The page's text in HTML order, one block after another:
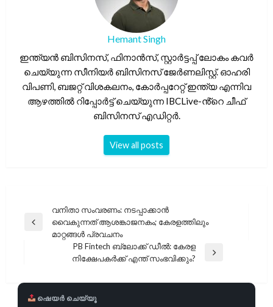
Hemant Singh
ഇന്ത്യൻ ബിസിനസ്, ഫിനാൻസ്, സ്റ്റാർട്ടപ്പ് ലോകം കവർ
ചെയ്യുന്ന സീനിയർ ബിസിനസ് ജേർണലിസ്റ്റ്. ഓഹരി
വിപണി, ബജറ്റ് വിശകലനം, കോർപ്പറേറ്റ് ഇന്ത്യ എന്നിവ
ആഴത്തിൽ റിപ്പോർട്ട് ചെയ്യുന്ന IBCLive-ൻ്റെ ചീഫ്
ബിസിനസ് എഡിറ്റർ.
View all posts
പോസ്റ്റുകളിലൂടെ
Previous
വനിതാ സംവരണം: നടപ്പാക്കാൻ
വൈകുന്നത് ആശങ്കാജനകം; കേരളത്തിലും
മാറ്റങ്ങൾ പ്രവചനം
PB Fintech ബ്ലോക്ക് ഡീൽ: കേരള
നിക്ഷേപകർക്ക് എന്ത് സംഭവിക്കും?
ഷെയർ ചെയ്യൂ